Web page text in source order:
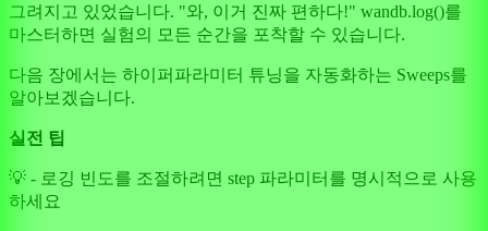
그려지고 있었습니다. "와, 이거 진짜 편하다!" wandb.log()를
마스터하면 실험의 모든 순간을 포착할 수 있습니다.
다음 장에서는 하이퍼파라미터 튜닝을 자동화하는 Sweeps를
알아보겠습니다.
실전 팁
💡 - 로깅 빈도를 조절하려면 step 파라미터를 명시적으로 사용
하세요